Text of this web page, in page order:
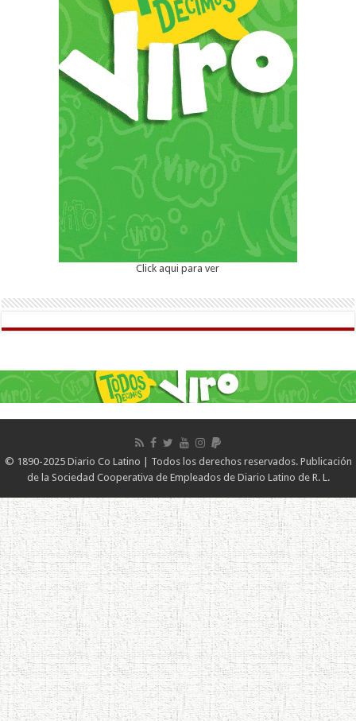
Click aqui para ver
© 1890-2025 Diario Co Latino | Todos los derechos reservados. Publicación
de la Sociedad Cooperativa de Empleados de Diario Latino de R. L.